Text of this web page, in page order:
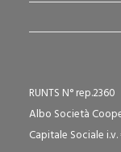
RUNTS N° rep.2360
Albo Società
Capitale Sociale